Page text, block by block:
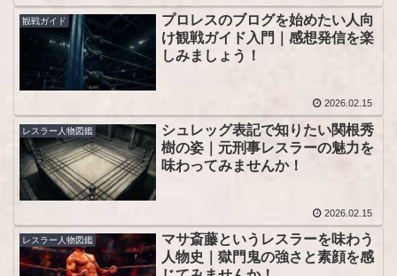
観戦ガイド
プロレスのブログを始めたい人向
け観戦ガイド入門｜感想発信を楽
しみましょう！
2026.02.15
レスラー人物図鑑
シュレッグ表記で知りたい関根秀
樹の姿｜元刑事レスラーの魅力を
味わってみませんか！
2026.02.15
レスラー人物図鑑
マサ斎藤というレスラーを味わう
人物史｜獄門鬼の強さと素顔を感